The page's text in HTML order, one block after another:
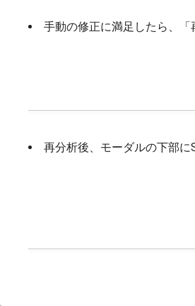
手動の修正に満足したら、「
再分析後、モーダルの下部に